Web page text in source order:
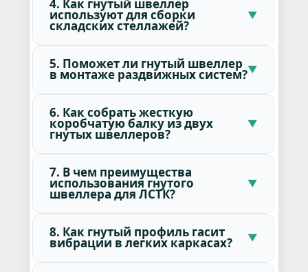
4. Как гнутый швеллер
используют для сборки
складских стеллажей?
5. Поможет ли гнутый швеллер
в монтаже раздвижных систем?
6. Как собрать жесткую
коробчатую балку из двух
гнутых швеллеров?
7. В чем преимущества
использования гнутого
швеллера для ЛСТК?
8. Как гнутый профиль гасит
вибрации в легких каркасах?